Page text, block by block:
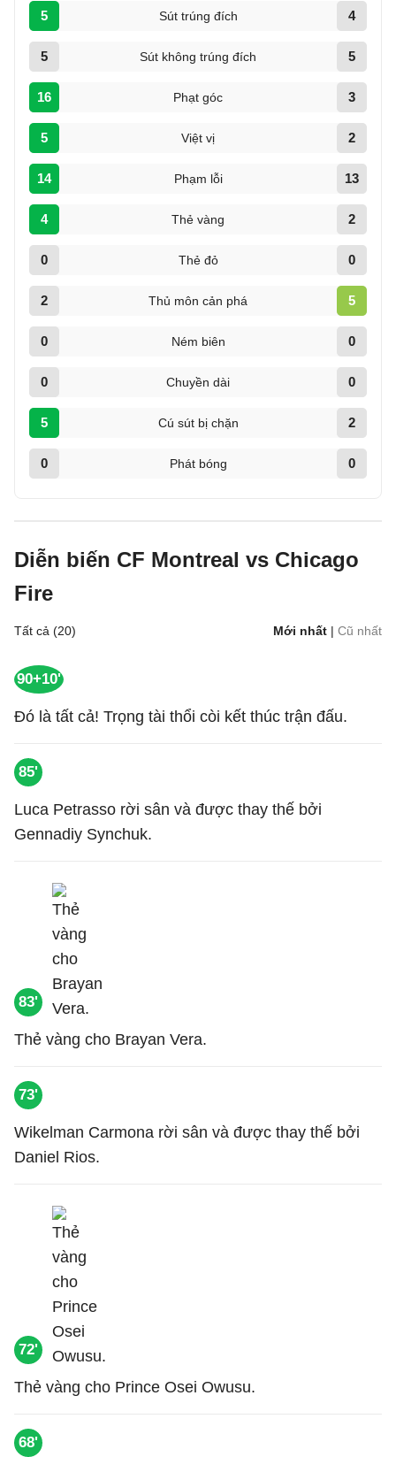
5 Sút trúng đích 4
5 Sút không trúng đích 5
16 Phạt góc 3
5 Việt vị 2
14 Phạm lỗi 13
4 Thẻ vàng 2
0 Thẻ đỏ 0
2 Thủ môn cản phá 5
0 Ném biên 0
0 Chuyền dài 0
5 Cú sút bị chặn 2
0 Phát bóng 0
Diễn biến CF Montreal vs Chicago
Fire
Tất cả (20) Mới nhất | Cũ nhất
90+10'
Đó là tất cả! Trọng tài thổi còi kết thúc trận đấu.
85'
Luca Petrasso rời sân và được thay thế bởi
Gennadiy Synchuk.
83'
Thẻ vàng cho Brayan Vera.
73'
Wikelman Carmona rời sân và được thay thế bởi
Daniel Rios.
72'
Thẻ vàng cho Prince Osei Owusu.
68'